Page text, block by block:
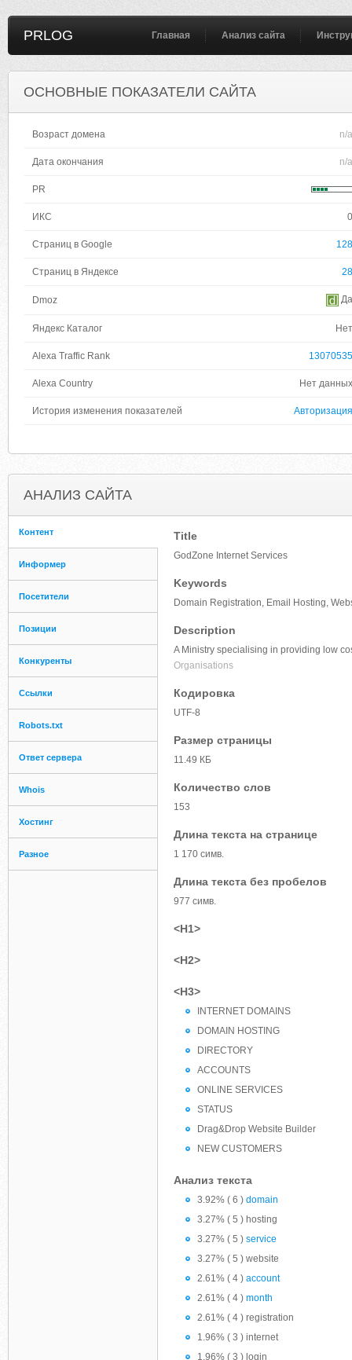
PRLOG Главная Анализ сайта
ОСНОВНЫЕ ПОКАЗАТЕЛИ САЙТА
Возраст домена n/a
Дата окончания n/a
PR
ИКС 0
Страниц в Google 128
Страниц в Яндексе 28
Dmoz Да
Яндекс Каталог Нет
Alexa Traffic Rank 13070535
Alexa Country Нет данных
История изменения показателей Авторизация
АНАЛИЗ САЙТА
Контент
Информер
Посетители
Позиции
Конкуренты
Ссылки
Robots.txt
Ответ сервера
Whois
Хостинг
Разное
Title
GodZone Internet Services
Keywords
Domain Registration, Email Hosting,
Description
A Ministry specialising in providing low
Organisations
Кодировка
UTF-8
Размер страницы
11.49 КБ
Количество слов
153
Длина текста на странице
1 170 симв.
Длина текста без пробелов
977 симв.
<H1>
<H2>
<H3>
INTERNET DOMAINS
DOMAIN HOSTING
DIRECTORY
ACCOUNTS
ONLINE SERVICES
STATUS
Drag&Drop Website Builder
NEW CUSTOMERS
Анализ текста
3.92% ( 6 ) domain
3.27% ( 5 ) hosting
3.27% ( 5 ) service
3.27% ( 5 ) website
2.61% ( 4 ) account
2.61% ( 4 ) month
2.61% ( 4 ) registration
1.96% ( 3 ) internet
1.96% ( 3 ) login